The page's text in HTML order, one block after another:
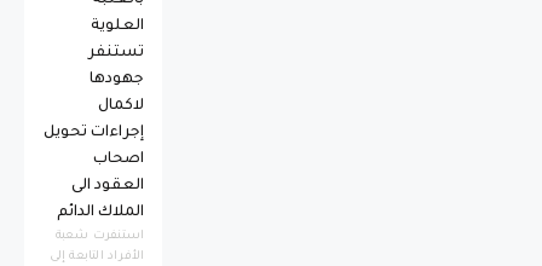
العلوية
تستنفر
جهودها
لاكمال
إجراءات تحويل
اصحاب
العقود الى
الملاك الدائم
استنفرت شعبة
الأفراد التابعة إلى